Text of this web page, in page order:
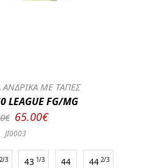
ΜΕ ΤΑΠΕΣ
LEAGUE FG/MG
65.00€
JI0003
2/3 43 1/3 44 44 2/3